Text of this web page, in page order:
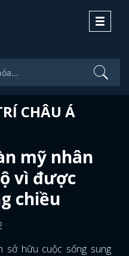
Toggle
CHÂU Á
mỹ nhân
vì được
chiều
sở hữu cuộc sống sung